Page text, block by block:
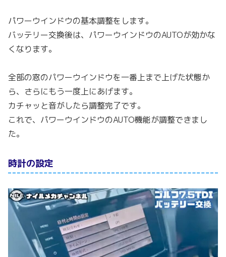
パワーウインドウの基本調整をします。
バッテリー交換後は、パワーウインドウのAUTOが効かな
くなります。
全部の窓のパワーウインドウを一番上まで上げた状態か
ら、さらにもう一度上にあげます。
カチャッと音がしたら調整完了です。
これで、パワーウインドウのAUTO機能が調整できまし
た。
時計の設定